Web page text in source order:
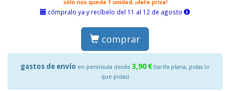
sólo nos queda 1 unidad, ¡date prisa!
cómpralo ya y recíbelo del 11 al 12 de agosto
comprar
gastos de envío en península desde 3,90 € (tarifa plana, pidas lo
que pidas)